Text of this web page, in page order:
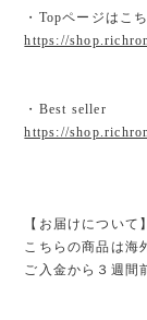
・Topページはこ
https://
・Best seller
https://
【お届けについて】
こちらの商品は海
ご入金から３週間